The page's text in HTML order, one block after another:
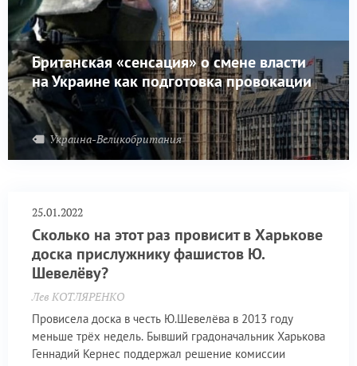
Британская «сенсация» о смене власти
на Украине как подготовка провокации
Украина-Великобритания
25.01.2022
Сколько на этот раз провисит в Харькове
доска прислужнику фашистов Ю.
Шевелёву?
Лев КОТЛЯРЕНКО
Провисела доска в честь Ю.Шевелёва в 2013 году
меньше трёх недель. Бывший градоначальник Харькова
Геннадий Кернес поддержал решение комиссии